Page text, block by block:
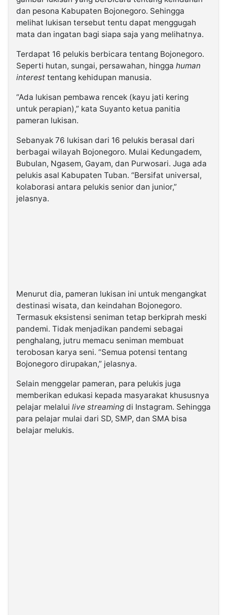
dan pesona Kabupaten Bojonegoro. Sehingga
melihat lukisan tersebut tentu dapat menggugah
mata dan ingatan bagi siapa saja yang melihatnya.
Terdapat 16 pelukis berbicara tentang Bojonegoro.
Seperti hutan, sungai, persawahan, hingga human
interest tentang kehidupan manusia.
“Ada lukisan pembawa rencek (kayu jati kering
untuk perapian),” kata Suyanto ketua panitia
pameran lukisan.
Sebanyak 76 lukisan dari 16 pelukis berasal dari
berbagai wilayah Bojonegoro. Mulai Kedungadem,
Bubulan, Ngasem, Gayam, dan Purwosari. Juga ada
pelukis asal Kabupaten Tuban. “Bersifat universal,
kolaborasi antara pelukis senior dan junior,”
jelasnya.
Menurut dia, pameran lukisan ini untuk mengangkat
destinasi wisata, dan keindahan Bojonegoro.
Termasuk eksistensi seniman tetap berkiprah meski
pandemi. Tidak menjadikan pandemi sebagai
penghalang, jutru memacu seniman membuat
terobosan karya seni. “Semua potensi tentang
Bojonegoro dirupakan,” jelasnya.
Selain menggelar pameran, para pelukis juga
memberikan edukasi kepada masyarakat khususnya
pelajar melalui live streaming di Instagram. Sehingga
para pelajar mulai dari SD, SMP, dan SMA bisa
belajar melukis.